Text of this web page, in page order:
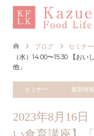
ブログ セミナー
（水）14:00〜15:30 【お
他」
セミナー 最新情報
2023年8月16日